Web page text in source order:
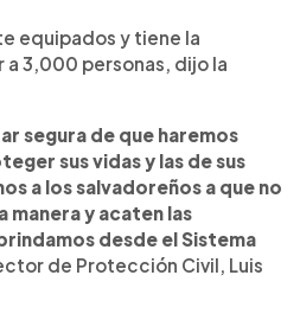
equipados y tiene la
3,000 personas, dijo la
segura de que haremos
sus vidas y las de sus
a los salvadoreños a que no
manera y acaten las
desde el Sistema
de Protección Civil, Luis